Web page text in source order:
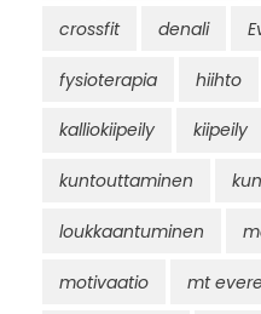
crossfit denali
fysioterapia hiihto
kalliokiipeily kiipeily
kuntouttaminen
loukkaantuminen
motivaatio mt